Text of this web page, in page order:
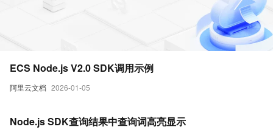
阿里云文档 2026-01-05
ECS Node.js V2.0 SDK调用示例
Node.js SDK查询结果中查询词高亮显示